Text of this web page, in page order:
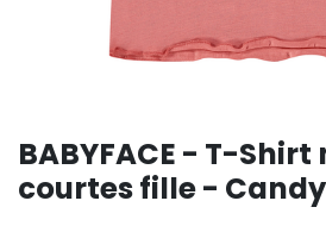
BABYFACE - T-
courtes fille - Candy